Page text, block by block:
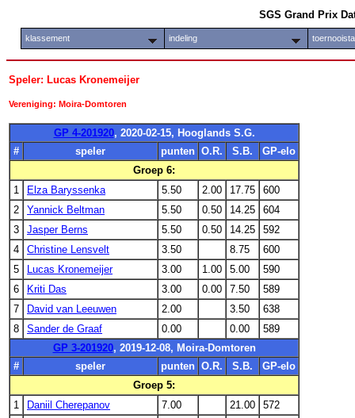
SGS Grand Prix
klassement indeling
Speler: Lucas Kronemeijer
Vereniging: Moira-Domtoren
GP 4-201920, 2020-02-15, Hooglands S.G.
#
speler punten O.R. S.B.
GP-elo
Groep 6:
1
Elza Baryssenka 5.50 2.00 17.75
600
2
Yannick Beltman 5.50 0.50 14.25
604
3
Jasper Berns 5.50 0.50 14.25
592
4
Christine Lensvelt 3.50 8.75
600
5
Lucas Kronemeijer 3.00 1.00 5.00
590
6
Kriti Das 3.00 0.00 7.50
589
7
David van Leeuwen 2.00 3.50
638
8
Sander de Graaf 0.00 0.00
589
GP 3-201920, 2019-12-08, Moira-Domtoren
#
speler punten O.R. S.B.
GP-elo
Groep 5:
1
Daniil Cherepanov 7.00 21.00
572